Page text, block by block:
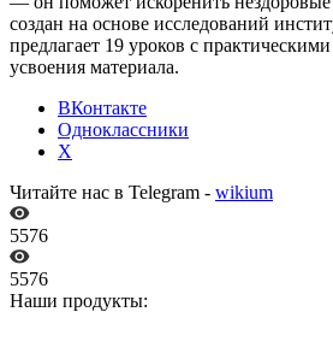
создан на основе исследований
предлагает 19 уроков с
усвоения материала.
ВКонтакте
Одноклассники
X
Читайте нас в Telegram - wikium
5576
5576
Наши продукты: